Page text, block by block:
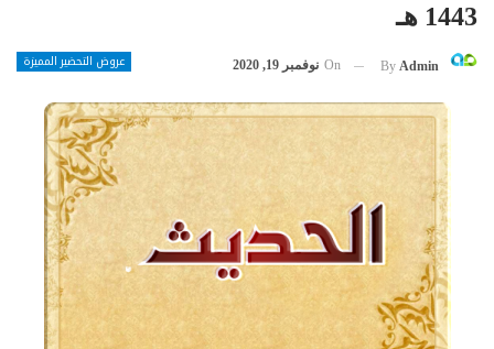
1443 هـ
عروض التحضير المميزة By Admin
On نوفمبر 19, 2020